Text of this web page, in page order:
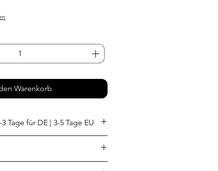
Warenkorb
Tage für DE | 3-5 Tage EU